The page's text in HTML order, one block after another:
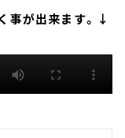
事が出来ます。↓